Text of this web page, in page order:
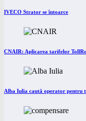
IVECO Strator se întoarce
CNAIR: Aplicarea tarifelor
Alba Iulia caută operator pentru